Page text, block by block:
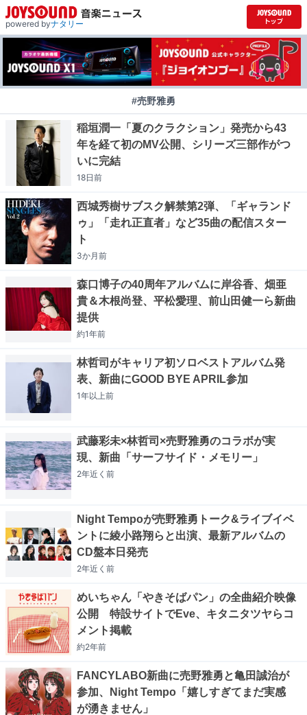
powered byナタリー
#売野雅勇
稲垣潤一「夏のクラクション」発売から43
年を経て初のMV公開、シリーズ三部作がつ
いに完結
18日前
西城秀樹サブスク解禁第2弾、「ギャランド
ゥ」「走れ正直者」など35曲の配信スター
ト
3か月前
森口博子の40周年アルバムに岸谷香、畑亜
貴＆木根尚登、平松愛理、前山田健一ら新曲
提供
約1年前
林哲司がキャリア初ソロベストアルバム発
表、新曲にGOOD BYE APRIL参加
1年以上前
武藤彩未×林哲司×売野雅勇のコラボが実
現、新曲「サーフサイド・メモリー」
2年近く 前
Night Tempoが売野雅勇トーク&ライブイベ
ントに綾小路翔らと出演、最新アルバムの
CD盤本日発売
2年近く 前
めいちゃん「やきそばパン」の全曲紹介映像
公開 特設サイトでEve、キタニタツヤらコ
メント掲載
約2年前
FANCYLABO新曲に売野雅勇と亀田誠治が
参加、Night Tempo「嬉しすぎてまだ実感
が湧きません」